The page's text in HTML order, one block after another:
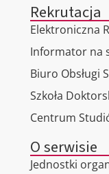
Rekrutacja
Elektroniczna
Informator na
Biuro Obsługi
Szkoła
Centrum
O serwisie
Jednostki